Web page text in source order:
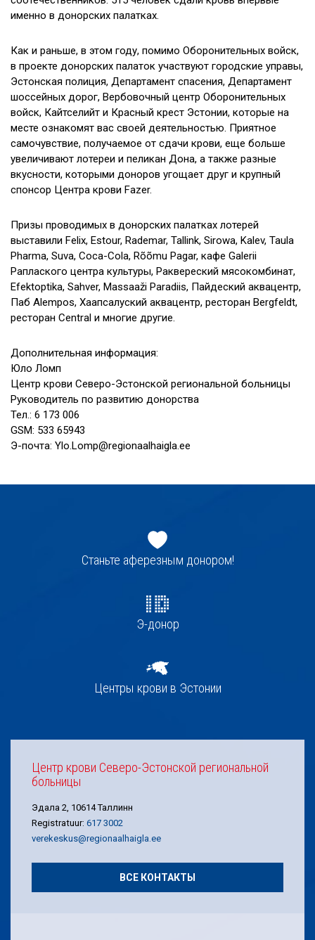
именно в донорских палатках.
Как и раньше, в этом году, помимо Оборонительных войск,
в проекте донорских палаток участвуют городские управы,
Эстонская полиция, Департамент спасения, Департамент
шоссейных дорог, Вербовочный центр Оборонительных
войск, Кайтселийт и Красный крест Эстонии, которые на
месте ознакомят вас своей деятельностью. Приятное
самочувствие, получаемое от сдачи крови, еще больше
увеличивают лотереи и пеликан Дона, а также разные
вкусности, которыми доноров угощает друг и крупный
спонсор Центра крови Fazer.
Призы проводимых в донорских палатках лотерей
выставили Felix, Estour, Rademar, Tallink, Sirowa, Kalev, Taula
Pharma, Suva, Coca-Cola, Rõõmu Pagar, кафе Galerii
Раплаского центра культуры, Раквереский мясокомбинат,
Efektoptika, Sahver, Massaaži Paradiis, Пайдеский аквацентр,
Паб Alempos, Хаапсалуский аквацентр, ресторан Bergfeldt,
ресторан Central и многие другие.
Дополнительная информация:
Юло Ломп
Центр крови Северо-Эстонской региональной больницы
Руководитель по развитию донорства
Тел.: 6 173 006
GSM: 533 65943
Э-почта: Ylo.Lomp@regionaalhaigla.ee
navigatsioonСтаньте аферезным донором!
Э-донор
Центры крови в Эстонии
Центр крови Северо-Эстонской региональной
больницы
Эдала 2, 10614 Таллинн
Registratuur: 617 3002
verekeskus@regionaalhaigla.ee
ВСЕ КОНТАКТЫ